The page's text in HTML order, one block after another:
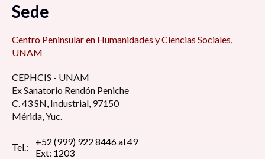
Sede
Centro Peninsular en Humanidades y Ciencias Sociales,
UNAM
CEPHCIS - UNAM
Ex Sanatorio Rendón Peniche
C. 43 SN, Industrial, 97150
Mérida, Yuc.
Tel.:
+52 (999) 922 8446 al 49
Ext: 1203